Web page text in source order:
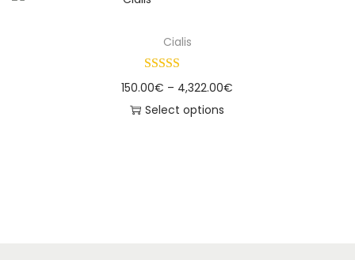
Cialis
150.00€ – 4,322.00€
Select options